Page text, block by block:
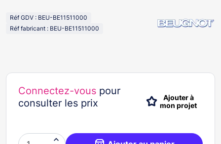
Réf GDV : BEU-BE11511000
Réf fabricant : BEU-BE11511000
Connectez-vous pour
consulter les prix
Ajouter à
mon projet
